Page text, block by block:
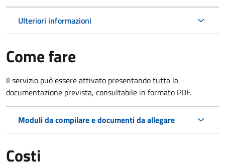
Ulteriori informazioni
Come fare
Il servizio può essere attivato presentando tutta la
documentazione prevista, consultabile in formato PDF.
Moduli da compilare e documenti da allegare
Costi